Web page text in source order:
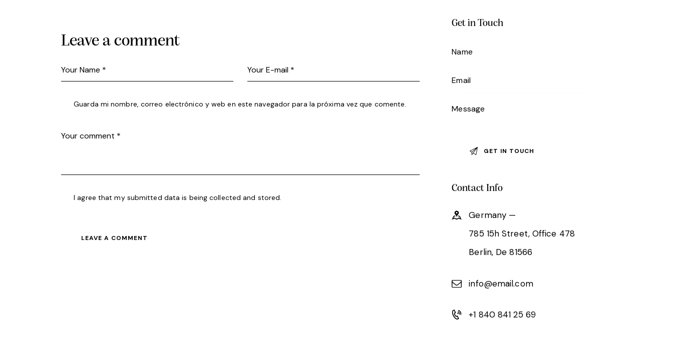
Leave a comment
Guarda mi nombre, correo electrónico y web en este navegador para la próxima vez que comente.
I agree that my submitted data is beingcollected and stored.
Get in Touch
Contact Info
Germany —
785 15h Street, Office 478
Berlin, De 81566
info@email.com
+1 840 841 25 69